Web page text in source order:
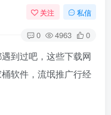
关注 私信
0 4963 0
到过吧，这些下载网
软件，流氓推广行经